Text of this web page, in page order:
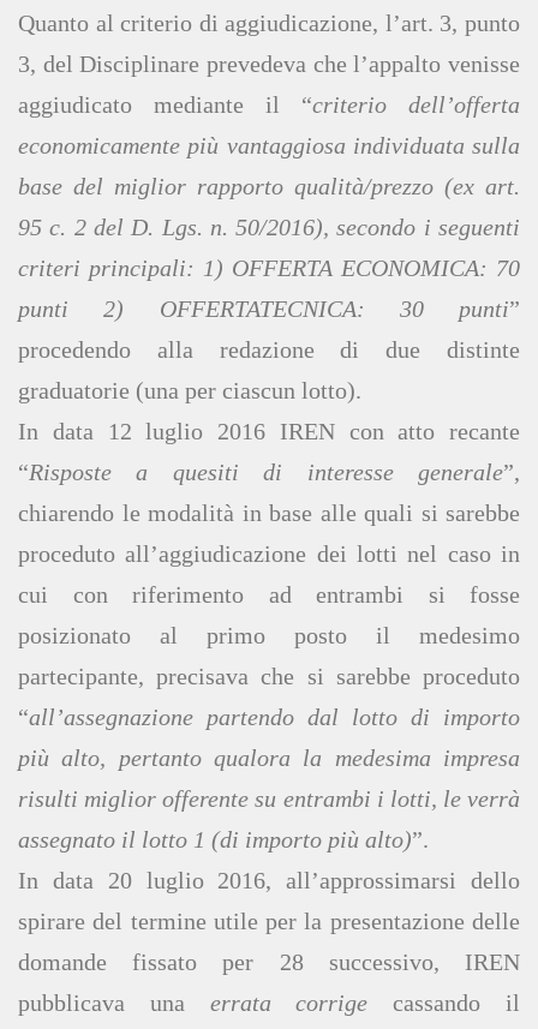
Quanto al criterio di aggiudicazione, l’art. 3, punto
3, del Disciplinare prevedeva che l’appalto venisse
aggiudicato mediante il “criterio dell’offerta
economicamente più vantaggiosa individuata sulla
base del miglior rapporto qualità/prezzo (ex art.
95 c. 2 del D. Lgs. n. 50/2016), secondo i seguenti
criteri principali: 1) OFFERTA ECONOMICA: 70
punti 2) OFFERTATECNICA: 30 punti”
procedendo alla redazione di due distinte
graduatorie (una per ciascun lotto).
In data 12 luglio 2016 IREN con atto recante
“Risposte a quesiti di interesse generale”,
chiarendo le modalità in base alle quali si sarebbe
proceduto all’aggiudicazione dei lotti nel caso in
cui con riferimento ad entrambi si fosse
posizionato al primo posto il medesimo
partecipante, precisava che si sarebbe proceduto
“all’assegnazione partendo dal lotto di importo
più alto, pertanto qualora la medesima impresa
risulti miglior offerente su entrambi i lotti, le verrà
assegnato il lotto 1 (di importo più alto)”.
In data 20 luglio 2016, all’approssimarsi dello
spirare del termine utile per la presentazione delle
domande fissato per 28 successivo, IREN
pubblicava una errata corrige cassando il